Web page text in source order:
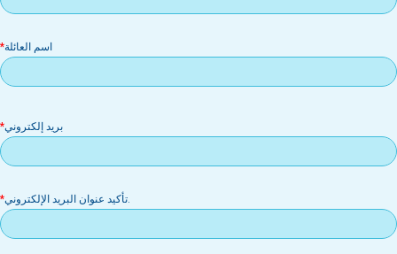
اسم العائلة
بريد إلكتروني
.تأكيد عنوان البريد الإلكتروني